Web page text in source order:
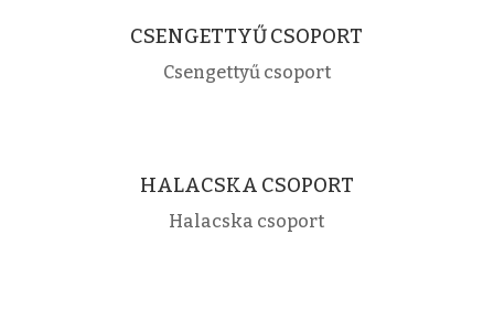
CSENGETTYŰ CSOPORT
Csengettyű csoport
HALACSKA CSOPORT
Halacska csoport